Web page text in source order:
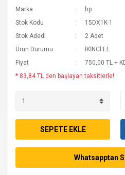
Marka
hp
Stok Kodu
15DX1K-1
Stok Adedi
2 Adet
Ürün Durumu
İKİNCİ EL
Fiyat
750,00 TL +
* 83,84 TL den başlayan taksitlerle!
SEPETE EKLE
Whatsapptan